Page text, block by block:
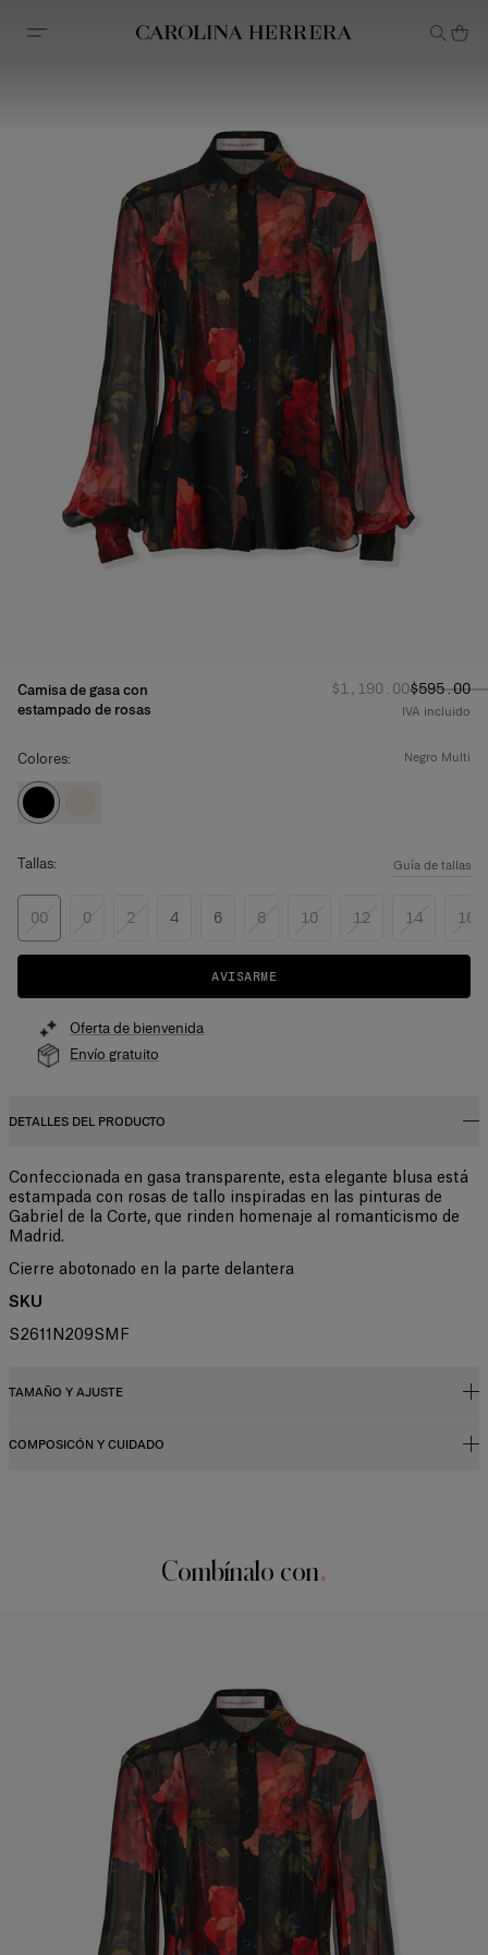
Declaración de accesibilidad (enlace)
Camisa de gasa con
estampado de rosas
Precio habitual:
$1,190.00Precio
$595.00
IVA incluido
Colores: negro multi
Tallas: Guía de tallas
00 0 2 4 6 8 10 12 14 16
AVISARME
Oferta de bienvenida
Envío gratuito
DETALLES DEL PRODUCTO
Confeccionada en gasa transparente, esta elegante blusa está
estampada con rosas de tallo inspiradas en las pinturas de
Gabriel de la Corte, que rinden homenaje al romanticismo de
Madrid.
Cierre abotonado en la parte delantera
SKU
S2611N209SMF
TAMAÑO Y AJUSTE
Corte slim
COMPOSICÓN Y CUIDADO
Solamente limpieza en secoCombínalo con